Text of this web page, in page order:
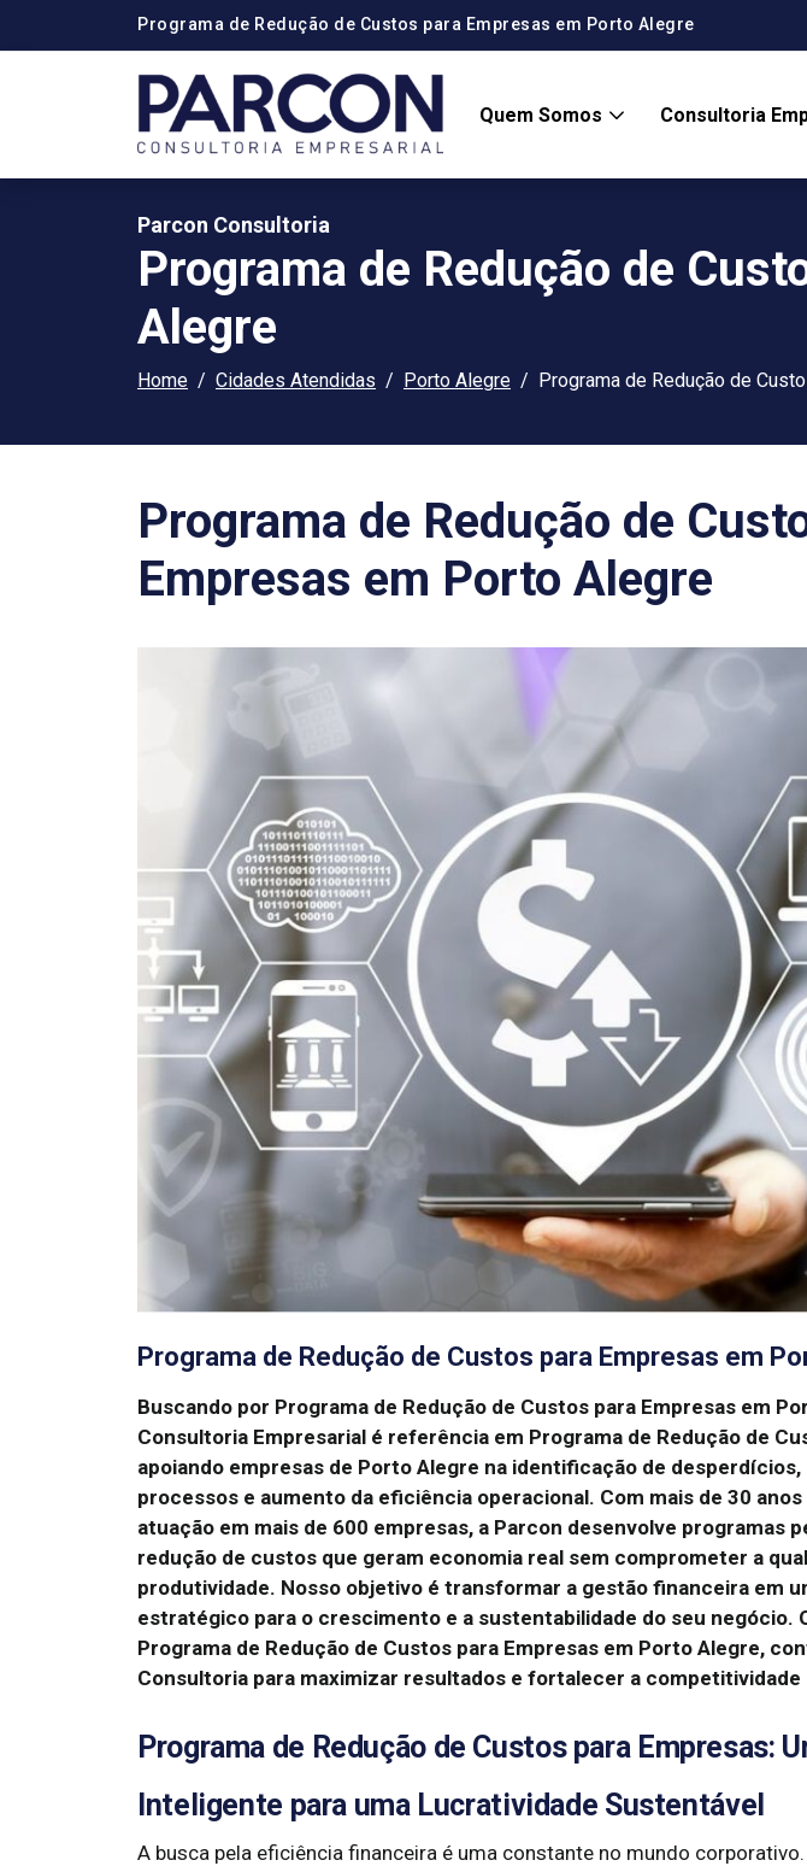
Programa de Redução de Custos para Empresas em Porto Alegre
Quem Somos Consultoria
Parcon Consultoria
Programa de Redução de
Alegre
Home Cidades Atendidas Porto Alegre Programa de Redução de
Programa de Redução de
Empresas em Porto Alegre
Programa de Redução de Custos para Empresas em
Buscando por Programa de Redução de Custos para Empresas em
Consultoria Empresarial é referência em Programa de Redução de
apoiando empresas de Porto Alegre na identificação de
processos e aumento da eficiência operacional. Com mais de 30
atuação em mais de 600 empresas, a Parcon desenvolve programas
redução de custos que geram economia real sem comprometer a
produtividade. Nosso objetivo é transformar a gestão financeira em
estratégico para o crescimento e a sustentabilidade do seu negócio.
Programa de Redução de Custos para Empresas em Porto Alegre,
Consultoria para maximizar resultados e fortalecer a competitividade
Programa de Redução de Custos para Empresas:
Inteligente para uma Lucratividade Sustentável
A busca pela eficiência financeira é uma constante no mundo